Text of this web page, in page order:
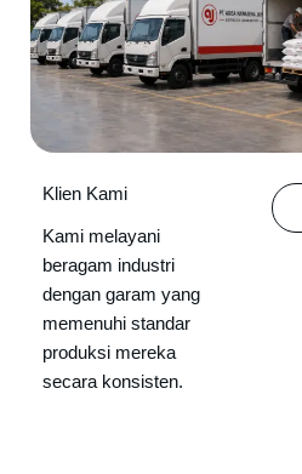
Klien Kami
Kami melayani
beragam industri
dengan garam yang
memenuhi standar
produksi mereka
secara konsisten.